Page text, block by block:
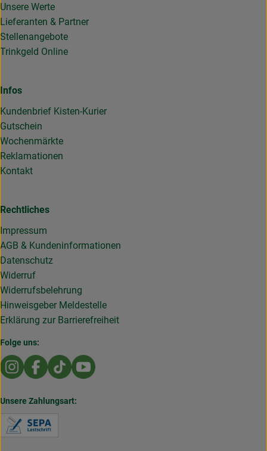
Unsere Werte
Lieferanten & Partner
Stellenangebote
Trinkgeld Online
Infos
Kundenbrief Kisten-Kurier
Gutschein
Wochenmärkte
Reklamationen
Kontakt
Rechtliches
Impressum
AGB & Kundeninformationen
Datenschutz
Widerruf
Widerrufsbelehrung
Hinweisgeber Meldestelle
Erklärung zur Barrierefreiheit
Folge uns:
Externer Link zu https://www.instagram.com/
Externer Link zu https://www.facebook.com/
Externer Link zu https://www.tiktok.com/
Externer Link zu https://
Unsere Zahlungsart: